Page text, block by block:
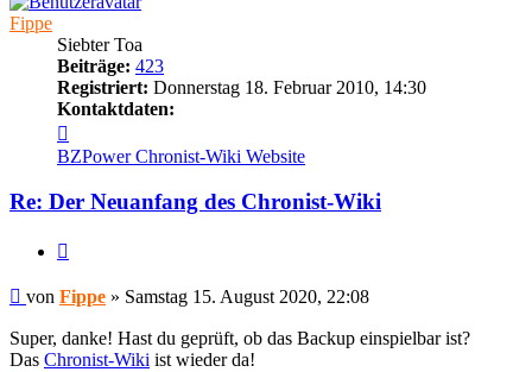
Fippe
Siebter Toa
Beiträge: 423
Registriert: Donnerstag 18. Februar 2010, 14:30
Kontaktdaten:
von
Fippe
BZPower Chronist-Wiki Website
Re: Der Neuanfang des Chronist-Wiki
Beitrag
von Fippe » Samstag 15. August 2020, 22:08
Super, danke! Hast du geprüft, ob das Backup einspielbar ist?
Das Chronist-Wiki ist wieder da!